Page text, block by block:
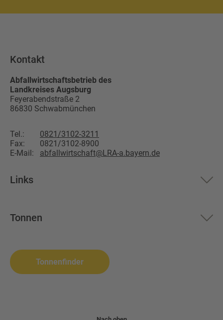
Kontakt
Abfallwirtschaftsbetrieb des
Landkreises Augsburg
Feyerabendstraße 2
86830 Schwabmünchen
Tel.:
0821/3102-3211
Fax:
0821/3102-8900
E-Mail:
abfallwirtschaft@LRA-a.bayern.de
Links
Über uns
Tonnen
Biomüll
Altpapier
Tonnenfinder